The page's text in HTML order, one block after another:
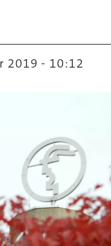
2019 - 10:12